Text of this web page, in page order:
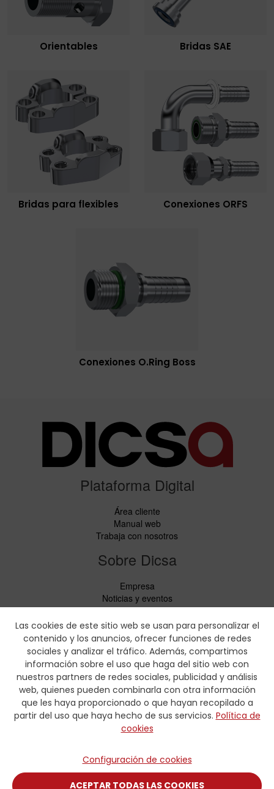
Las cookies de este sitio web se usan para personalizar el
contenido y los anuncios, ofrecer funciones de redes
sociales y analizar el tráfico. Además, compartimos
información sobre el uso que haga del sitio web con
nuestros partners de redes sociales, publicidad y análisis
web, quienes pueden combinarla con otra información
que les haya proporcionado o que hayan recopilado a
partir del uso que haya hecho de sus servicios. Política de
cookies
Configuración de cookies
ACEPTAR TODAS LAS COOKIES
Orientables Bridas SAE
Bridas para flexibles Conexiones ORFS
Conexiones O.Ring Boss
Plataforma Digital
Área cliente
Manual web
Trabaja con nosotros
Sobre Dicsa
Empresa
Noticias y eventos
Servicios
Código de Conducta
Responsabilidad Social
CbC Report
Descargas
Lista de precios y folletos de productos
Certificados
Tablas de prensado
Formularios de hidráulica
Contacto
Contacto